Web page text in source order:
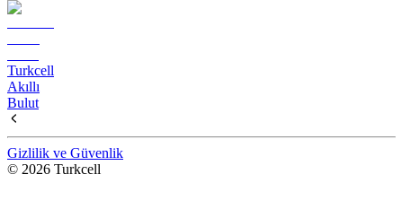
Turkcell
Akıllı
Bulut
Gizlilik ve Güvenlik
© 2026 Turkcell